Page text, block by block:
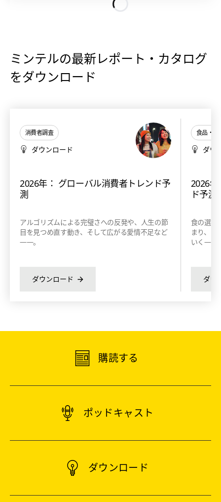
ミンテルの最新レポート・カタログ
をダウンロード
消費者調査
ダウンロード
2026年： グローバル消費者トレンド予
測
アルゴリズムによる完璧さへの反発や、人生の節
目を見つめ直す動き、そして広がる愛情不足など
――。
ダウンロード
食品・飲
ダウ
2026
ド予測
食の選択
まり、さ
いく——
ダウ
購読する
ポッドキャスト
ダウンロード